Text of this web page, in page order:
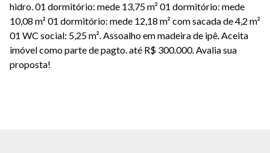
hidro. 01 dormitório: mede 13,75 m² 01 dormitório: mede
10,08 m² 01 dormitório: mede 12,18 m² com sacada de 4,2 m²
01 WC social: 5,25 m². Assoalho em madeira de ipê. Aceita
imóvel como parte de pagto. até R$ 300.000. Avalia sua
proposta!